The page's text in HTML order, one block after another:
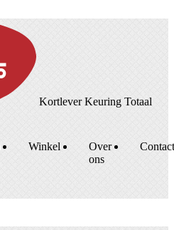
Kortlever Keuring Totaal
Winkel
Over
ons
Contact